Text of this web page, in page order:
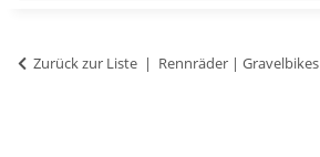
Zurück zur Liste Rennräder | Gravelbikes